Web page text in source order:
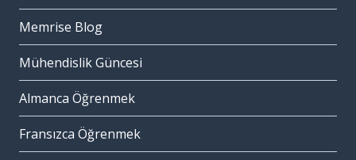
Memrise Blog
Mühendislik Güncesi
Almanca Öğrenmek
Fransızca Öğrenmek